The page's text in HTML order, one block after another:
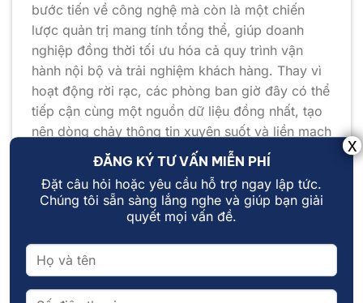
bước tiến về công nghệ mà còn là một chiến
lược quản trị mang tính tổng thể, giúp doanh
nghiệp đồng thời tối ưu hóa cả quy trình vận
hành nội bộ và trải nghiệm khách hàng. Thay vì
hoạt động rời rạc, các phòng ban giờ đây có thể
tiếp cận cùng một nguồn dữ liệu đồng nhất, tạo
nên dòng chảy thông tin xuyên suốt và liền mạch
trong toàn bộ tổ chức. Một số lợi ích nổi bật của
việc tích hợp ERP và CRM như:
Tăng hiệu quả bán hàng nhờ dữ liệu đa chiều
hàng bao gồm lịch sử mua hàng, hành vi tương
tác và nhu cầu cụ thể. Trong khi đó, ERP nắm
giữ thông tin về hàng tồn kho, tình trạng đơn
ĐĂNG KÝ TƯ VẤN MIỄN PHÍ
Đặt câu hỏi hoặc yêu cầu hỗ trợ ngay lập tức.
Chúng tôi sẵn sàng lắng nghe và giúp bạn giải
quyết mọi vấn đề.